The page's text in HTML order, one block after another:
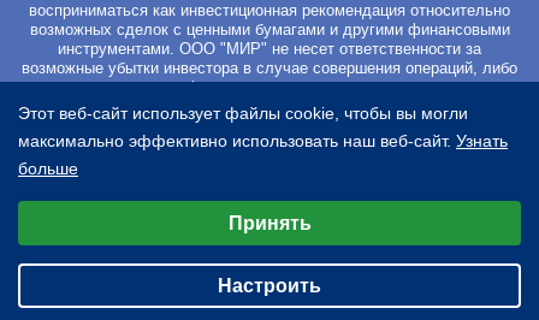
восприниматься как инвестиционная рекомендация относительно
возможных сделок с ценными бумагами и другими финансовыми
инструментами. ООО "МИР" не несет ответственности за
возможные убытки инвестора в случае совершения операций, либо
инвестирования в финансовые инструменты, упомянутые в
материалах Сайта. Вы не должны начинать работу с
инвестиционными продуктами, если не готовы к риску частичной и/
или полной потери всех средств, которые вы вложили. Перед
началом работы с ценными бумагами и другими финансовыми
рисках. Регистрируясь на Сайте и оплачивая курс Вы
подтверждаете свое безоговорочное согласие со всеми условиями
Договора оферты, а также подтверждаете, что ознакомились с
Пользовательским соглашениемиПолитикой обработки
персональных данных
Этот веб-сайт использует файлы cookie, чтобы вы могли
максимально эффективно использовать наш веб-сайт. Узнать
больше
Аналитические/Функциональные
Принять
Настроить